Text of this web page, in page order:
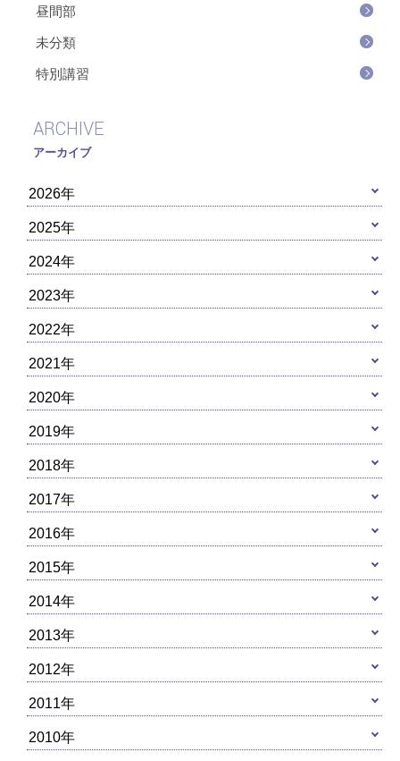
昼間部
未分類
特別講習
ARCHIVE
アーカイブ
2026年
2025年
2024年
2023年
2022年
2021年
2020年
2019年
2018年
2017年
2016年
2015年
2014年
2013年
2012年
2011年
2010年